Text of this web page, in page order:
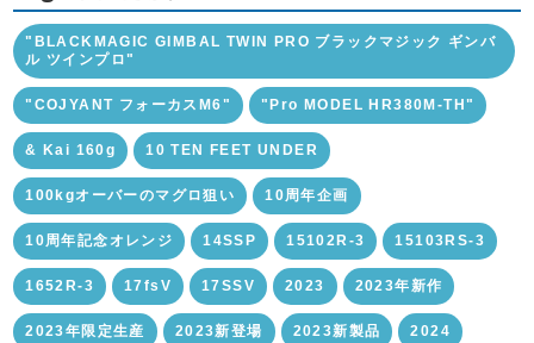
"BLACKMAGIC GIMBAL TWIN PRO ブラックマジック ギンバ
ル ツインプロ"
"COJYANT フォーカスM6" "Pro MODEL HR380M-TH"
& Kai 160g 10 TEN FEET UNDER
100kgオーバーのマグロ狙い 10周年企画
10周年記念オレンジ 14SSP 15102R-3 15103RS-3
1652R-3 17fsV 17SSV 2023 2023年新作
2023年限定生産 2023新登場 2023新製品 2024